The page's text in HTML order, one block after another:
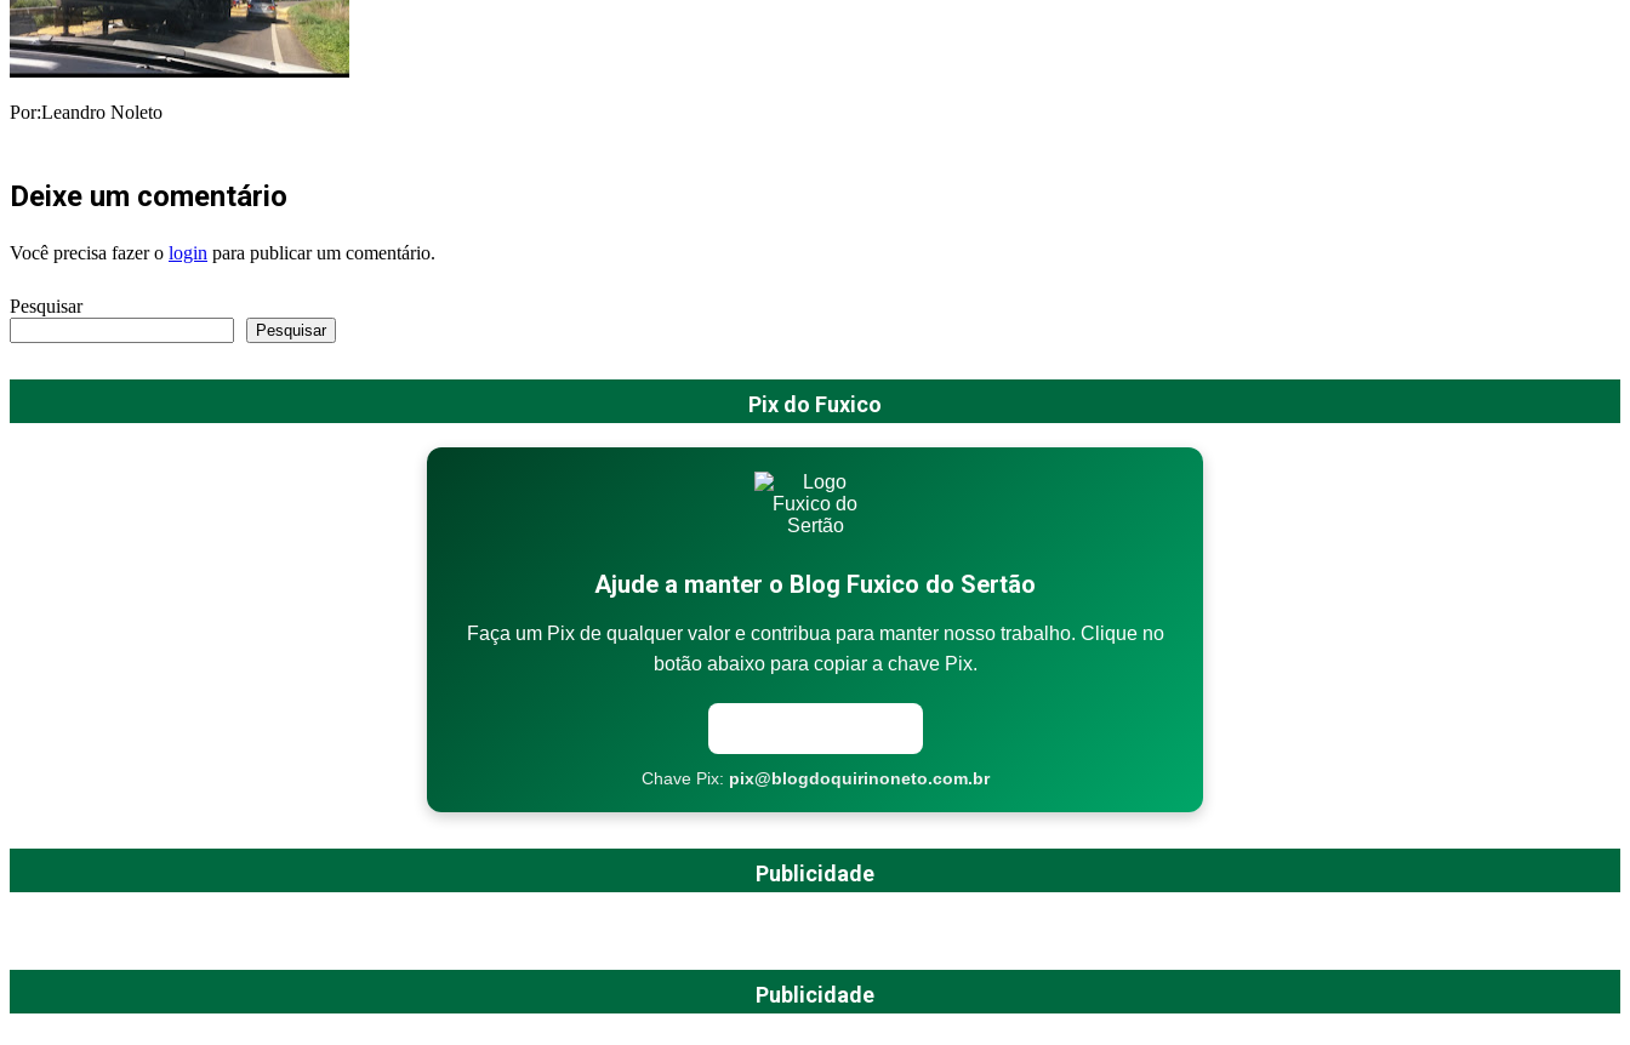
Por:Leandro Noleto
Deixe um comentário
Você precisa fazer o login para publicar um comentário.
Pesquisar
Pesquisar
Pix do Fuxico
Ajude a manter o Blog Fuxico do Sertão
Faça um Pix de qualquer valor e contribua para manter nosso trabalho. Clique no
botão abaixo para copiar a chave Pix.
Chave Pix: pix@blogdoquirinoneto.com.br
Publicidade
Publicidade